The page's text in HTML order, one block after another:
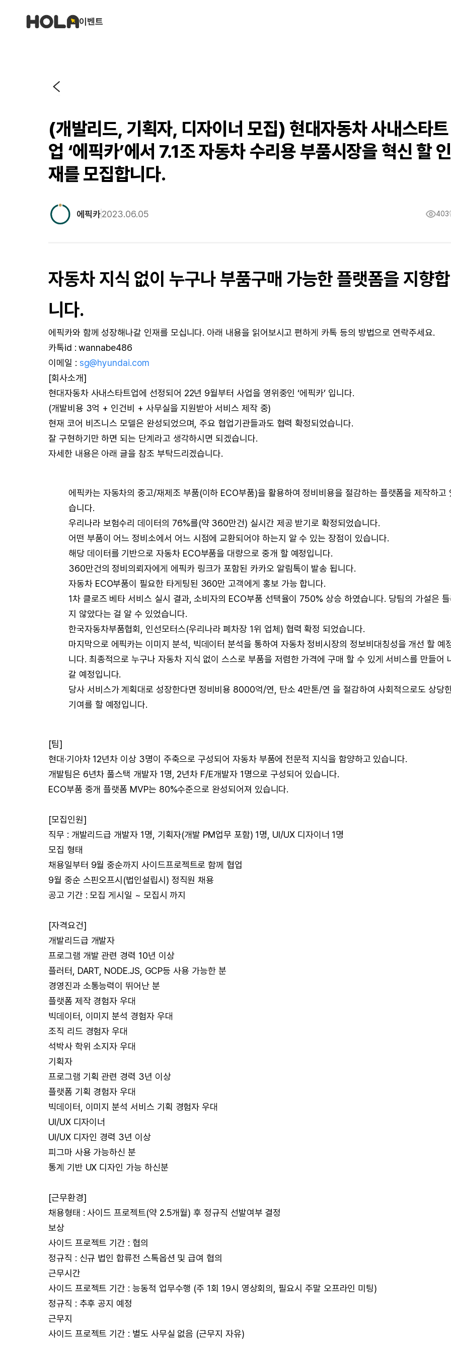
이벤트
(개발리드, 기획자, 디자이너 모집) 현대자동차 사내스타트
업 ‘에픽카’에서 7.1조 자동차 수리용 부품시장을 혁신 할 인
재를 모집합니다.
에픽카2023.06.05 403
자동차 지식 없이 누구나 부품구매 가능한 플랫폼을 지향합
니다.
에픽카와 함께 성장해나갈 인재를 모십니다. 아래 내용을 읽어보시고 편하게 카톡 등의 방법으로 연락주세요.
카톡id : wannabe486
이메일 : sg@hyundai.com
[회사소개]
현대자동차 사내스타트업에 선정되어 22년 9월부터 사업을 영위중인 ‘에픽카’ 입니다.
(개발비용 3억 + 인건비 + 사무실을 지원받아 서비스 제작 중)
현재 코어 비즈니스 모델은 완성되었으며, 주요 협업기관들과도 협력 확정되었습니다.
잘 구현하기만 하면 되는 단계라고 생각하시면 되겠습니다.
자세한 내용은 아래 글을 참조 부탁드리겠습니다.
에픽카는 자동차의 중고/재제조 부품(이하 ECO부품)을 활용하여 정비비용을 절감하는 플랫폼을 제작하고
습니다.
우리나라 보험수리 데이터의 76%를(약 360만건) 실시간 제공 받기로 확정되었습니다.
어떤 부품이 어느 정비소에서 어느 시점에 교환되어야 하는지 알 수 있는 장점이 있습니다.
해당 데이터를 기반으로 자동차 ECO부품을 대량으로 중개 할 예정입니다.
360만건의 정비의뢰자에게 에픽카 링크가 포함된 카카오 알림톡이 발송 됩니다.
자동차 ECO부품이 필요한 타게팅된 360만 고객에게 홍보 가능 합니다.
1차 클로즈 베타 서비스 실시 결과, 소비자의 ECO부품 선택율이 750% 상승 하였습니다. 당팀의 가설은 틀
지 않았다는 걸 알 수 있었습니다.
한국자동차부품협회, 인선모터스(우리나라 폐차장 1위 업체) 협력 확정 되었습니다.
마지막으로 에픽카는 이미지 분석, 빅데이터 분석을 통하여 자동차 정비시장의 정보비대칭성을 개선 할 예
니다. 최종적으로 누구나 자동차 지식 없이 스스로 부품을 저렴한 가격에 구매 할 수 있게 서비스를 만들어
갈 예정입니다.
당사 서비스가 계획대로 성장한다면 정비비용 8000억/연, 탄소 4만톤/연 을 절감하여 사회적으로도 상당
기여를 할 예정입니다.
[팀]
현대·기아차 12년차 이상 3명이 주축으로 구성되어 자동차 부품에 전문적 지식을 함양하고 있습니다.
개발팀은 6년차 풀스택 개발자 1명, 2년차 F/E개발자 1명으로 구성되어 있습니다.
ECO부품 중개 플랫폼 MVP는 80%수준으로 완성되어져 있습니다.
[모집인원]
직무 : 개발리드급 개발자 1명, 기획자(개발 PM업무 포함) 1명, UI/UX 디자이너 1명
모집 형태
채용일부터 9월 중순까지 사이드프로젝트로 함께 협업
9월 중순 스핀오프시(법인설립시) 정직원 채용
공고 기간 : 모집 게시일 ~ 모집시 까지
[자격요건]
개발리드급 개발자
프로그램 개발 관련 경력 10년 이상
플러터, DART, NODE.JS, GCP등 사용 가능한 분
경영진과 소통능력이 뛰어난 분
플랫폼 제작 경험자 우대
빅데이터, 이미지 분석 경험자 우대
조직 리드 경험자 우대
석박사 학위 소지자 우대
기획자
프로그램 기획 관련 경력 3년 이상
플랫폼 기획 경험자 우대
빅데이터, 이미지 분석 서비스 기획 경험자 우대
UI/UX 디자이너
UI/UX 디자인 경력 3년 이상
피그마 사용 가능하신 분
통계 기반 UX 디자인 가능 하신분
[근무환경]
채용형태 : 사이드 프로젝트(약 2.5개월) 후 정규직 선발여부 결정
보상
사이드 프로젝트 기간 : 협의
정규직 : 신규 법인 합류전 스톡옵션 및 급여 협의
근무시간
사이드 프로젝트 기간 : 능동적 업무수행 (주 1회 19시 영상회의, 필요시 주말 오프라인 미팅)
정규직 : 추후 공지 예정
근무지
사이드 프로젝트 기간 : 별도 사무실 없음 (근무지 자유)